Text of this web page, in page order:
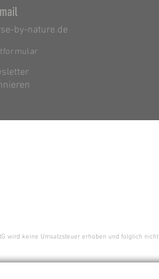
by-nature.de
wird keine Umsatzsteuer erhoben und folglich nicht